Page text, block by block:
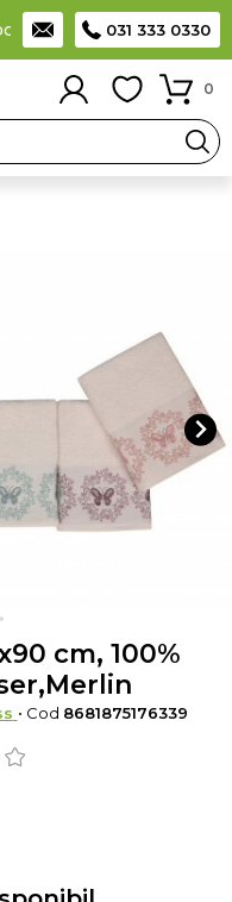
Taxă de livrare 11,99
031 333 0330
0
cm, 100%
• Cod 8681875176339